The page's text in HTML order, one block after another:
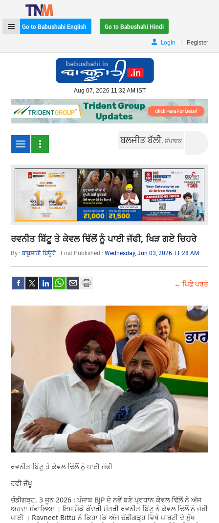
Go to Babushahi English
Go to Babushahi Hindi
Login
| Register
Aug 07, 2026 11:32 AM IST
ਬਲਜੀਤ ਬੱਲੀ,ਸੰਪਾਦਕ
ਰਵਨੀਤ ਬਿੱਟੂ ਤੇ ਕੇਵਲ ਢਿੱਲੋਂ ਨੂੰ ਪਾਈ ਜੱਫੀ, ਖਿੜ ਗਏ ਚਿਹਰੇ
By :ਬਾਬੂਸ਼ਾਹੀ ਬਿਊਰੋ First Published :Wednesday, Jun 03, 2026 11:28 AM
← ਪਿਛੇ ਪਰਤੋ
ਰਵਨੀਤ ਬਿੱਟੂ ਤੇ ਕੇਵਲ ਢਿੱਲੋਂ ਨੂੰ ਪਾਈ ਜੱਫੀ
ਰਵੀ ਜੱਖੂ
ਚੰਡੀਗੜ੍ਹ, 3 ਜੂਨ 2026 : ਪੰਜਾਬ BJP ਦੇ ਨਵੇਂ ਬਣੇ ਪ੍ਰਧਾਨ ਕੇਵਲ ਢਿੱਲੋਂ ਨੇ ਅੱਜ
ਅਹੁਦਾ ਸੰਭਾਲਿਆ । ਇਸ ਮੌਕੇ ਕੇਂਦਰੀ ਮੰਤਰੀ ਰਵਨੀਤ ਬਿੱਟੂ ਨੇ ਕੇਵਲ ਢਿੱਲੋਂ ਨੂੰ ਜੱਫੀ
ਪਾਈ । Ravneet Bittu ਨੇ ਕਿਹਾ ਕਿ ਅੱਜ ਚੰਡੀਗੜ੍ਹ ਵਿਖੇ ਪਾਰਟੀ ਦੇ ਮੁੱਖ